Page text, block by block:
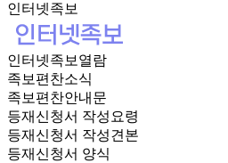
인터넷족보
인터넷족보열람
족보편찬소식
족보편찬안내문
등재신청서 작성요령
등재신청서 작성견본
등재신청서 양식